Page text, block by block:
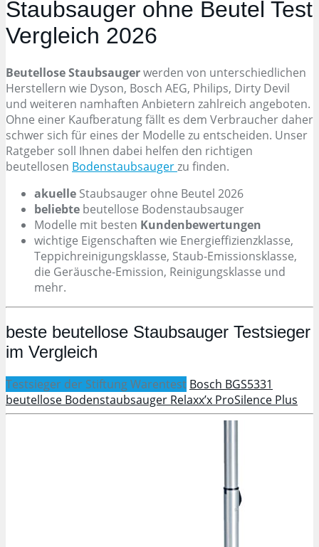
Staubsauger ohne Beutel Test
Vergleich 2026
Beutellose Staubsaugerwerden von unterschiedlichen
Herstellern wie Dyson, Bosch AEG, Philips, Dirty Devil
und weiteren namhaften Anbietern zahlreich angeboten.
Ohne einer Kaufberatung fällt es dem Verbraucher daher
schwer sich für eines der Modelle zu entscheiden. Unser
Ratgeber soll Ihnen dabei helfen den richtigen
beutellosen Bodenstaubsaugerzu finden.
akuelle Staubsauger ohne Beutel 2026
beliebte beutellose Bodenstaubsauger
Modelle mit besten Kundenbewertungen
wichtige Eigenschaften wie Energieffizienzklasse,
Teppichreinigungsklasse, Staub-Emissionsklasse,
die Geräusche-Emission, Reinigungsklasse und
mehr.
beste beutellose Staubsauger Testsieger
im Vergleich
Testsieger der Stiftung Warentest Bosch BGS5331
beutellose Bodenstaubsauger Relaxx’x ProSilence Plus